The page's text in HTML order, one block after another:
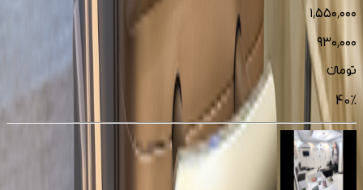
۱٬۵۵۰٬۰۰۰
۹۳۰٬۰۰۰
تومانءء
40%